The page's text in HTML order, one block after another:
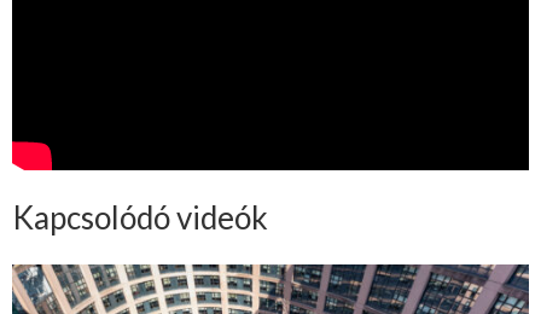
Kapcsolódó videók